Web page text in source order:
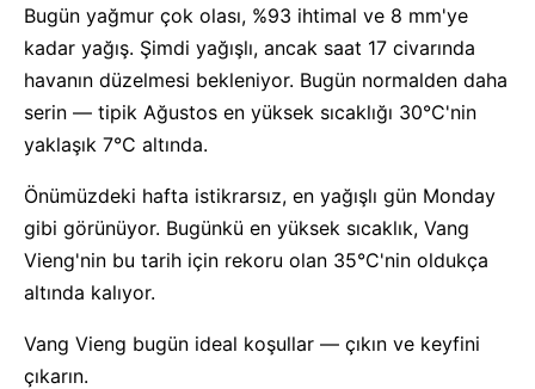
Bugün yağmur çok olası, %93 ihtimal ve 8 mm'ye
kadar yağış. Şimdi yağışlı, ancak saat 17 civarında
havanın düzelmesi bekleniyor. Bugün normalden daha
serin — tipik Ağustos en yüksek sıcaklığı 30°C'nin
yaklaşık 7°C altında.
Önümüzdeki hafta istikrarsız, en yağışlı gün Monday
gibi görünüyor. Bugünkü en yüksek sıcaklık, Vang
Vieng'nin bu tarih için rekoru olan 35°C'nin oldukça
altında kalıyor.
Vang Vieng bugün ideal koşullar — çıkın ve keyfini
çıkarın.